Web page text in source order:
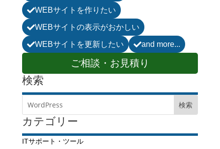
WEBサイトを作りたい
WEBサイトの表示がおかしい
WEBサイトを更新したい and more...
ご相談・お見積り
検索
カテゴリー
ITサポート・ツール